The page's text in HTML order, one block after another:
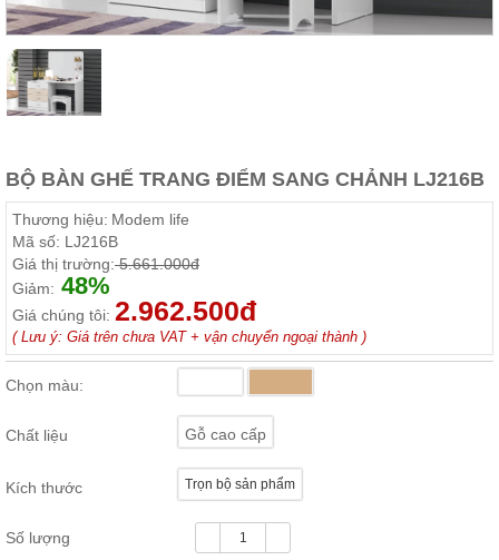
Sofa,
tủ
Bàn
trà...
Nội
Phòng
Ngủ
Giường
áo, bàn
trang
điểm
Nội
Thất
ăn,
kệ
Nội
BỘ BÀN GHẾ TRANG ĐIỂM SANG CHẢNH LJ216B
Thương hiệu: Modem life
Mã số: LJ216B
Giá thị trường:5.661.000đ
Giảm: 48%
Giá chúng tôi: 2.962.500đ
( Lưu ý: Giá trên chưa VAT + vận chuyển ngoại thành )
Chọn màu:
Chất liệu Gỗ cao cấp
Kích thước Trọn bộ sản phẩm
Số lượng